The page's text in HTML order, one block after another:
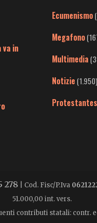
in
Ecumenismo
Megafono
Multimedia
Notizie (1.950)
278 | Cod. Fisc/P.Iva
51.000,00 int. vers.
contributi statali: contr.